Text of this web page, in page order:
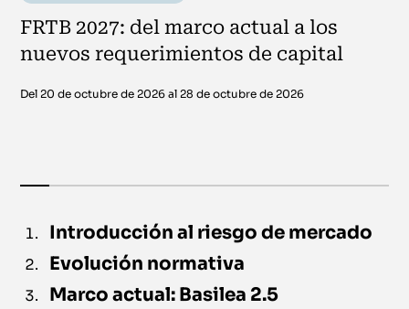
FRTB 2027: del marco actual a los
nuevos requerimientos de capital
Del 20 de octubre de 2026 al 28 de octubre de 2026
Introducción al riesgo de mercado
Evolución normativa
Marco actual: Basilea 2.5